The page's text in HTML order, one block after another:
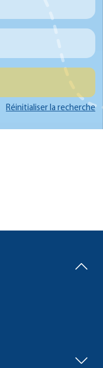
Réinitialiser la recherche